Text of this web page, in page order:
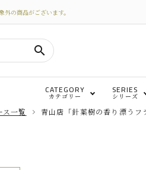
外の商品がございます。
search
CATEGORY
カテゴリー SERIES
シリーズ
ス一覧 青山店「針葉樹の香り漂う